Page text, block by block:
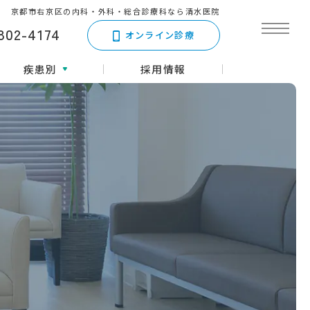
京都市右京区の内科・外科・総合診療科なら清水医院
4174 オンライン診療
疾患別 採用情報